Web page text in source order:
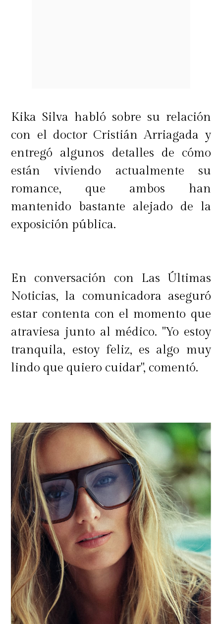
Kika Silva habló sobre su relación
con el doctor Cristián Arriagada y
entregó algunos detalles de cómo
están viviendo actualmente su
romance, que ambos han
mantenido bastante alejado de la
exposición pública.
En conversación con Las Últimas
Noticias, la comunicadora aseguró
estar contenta con el momento que
atraviesa junto al médico. "Yo estoy
tranquila, estoy feliz, es algo muy
lindo que quiero cuidar", comentó.